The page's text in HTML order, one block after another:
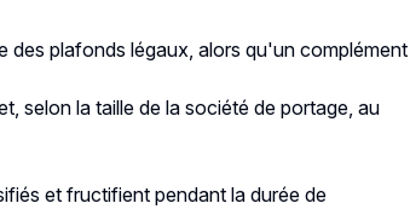
des plafonds légaux, alors qu'un complément
selon la taille de la société de portage, au
et fructifient pendant la durée de